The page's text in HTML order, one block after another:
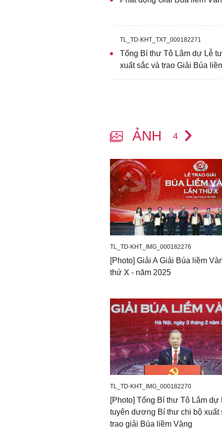
ương Đảng, lãnh đạo,
bộ, ngành, đoàn thể
diện các cơ quan thông
lần thứ X.
Tổng Bí thư Tô Lâm cùng
Các tác phẩm bám sát
Giải Búa liềm Vàng lần
TL_TD-KHT_TXT_000182271
Tổng Bí thư Tô Lâm dự Lễ
xuất sắc và trao Giải Búa
ẢNH 4
TL_TD-KHT_IMG_000182276
[Photo] Giải A Giải Búa liềm
thứ X - năm 2025
TL_TD-KHT_IMG_000182270
[Photo] Tổng Bí thư Tô Lâm dự
tuyên dương Bí thư chi bộ xuất
trao giải Búa liềm Vàng